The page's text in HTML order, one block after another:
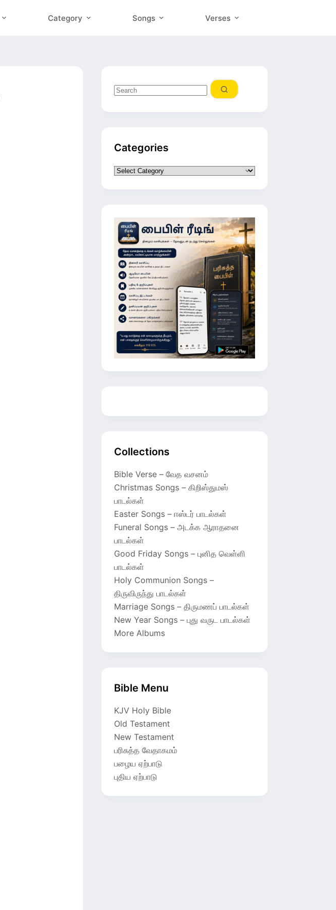
Category Songs Verses
No
results
Categories
Categories
Collections
Bible Verse – வேத வசனம்
Christmas Songs – கிறிஸ்துமஸ்
பாடல்கள்
Easter Songs – ஈஸ்டர் பாடல்கள்
Funeral Songs – அடக்க ஆராதனை
பாடல்கள்
Good Friday Songs – புனித வெள்ளி
பாடல்கள்
Holy Communion Songs –
திருவிருந்து பாடல்கள்
Marriage Songs – திருமணப் பாடல்கள்
New Year Songs – புது வருட பாடல்கள்
More Albums
Bible Menu
KJV Holy Bible
Old Testament
New Testament
பரிசுத்த வேதாகமம்
பழைய ஏற்பாடு
புதிய ஏற்பாடு